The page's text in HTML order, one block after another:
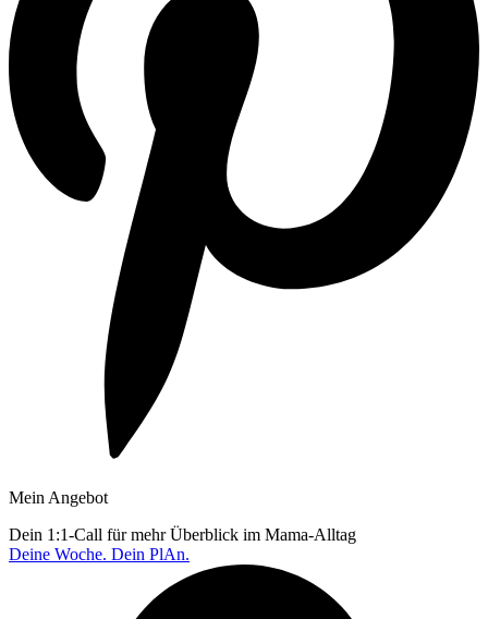
Mein Angebot
Dein 1:1-Call für mehr Überblick im Mama-Alltag
Deine Woche. Dein PlAn.